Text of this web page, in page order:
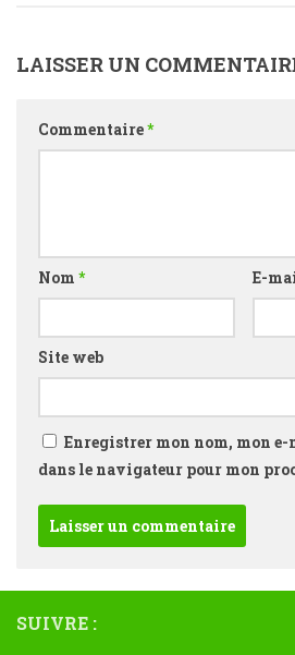
LAISSER UN
Commentaire*
Nom * E-
Site web
Enregistrer mon nom, mon
dans le navigateur pour mon
SUIVRE :